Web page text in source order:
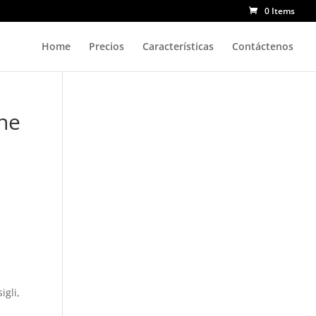
0 Items
Home Precios Características Contáctenos